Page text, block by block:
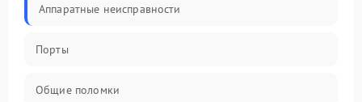
Аппаратные неисправности
Порты
Общие поломки